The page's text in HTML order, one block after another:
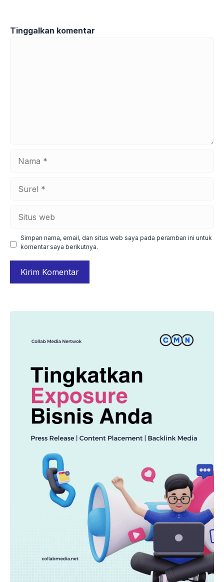
Tinggalkan komentar
Simpan nama, email, dan situs web saya pada peramban ini untuk
komentar saya berikutnya.